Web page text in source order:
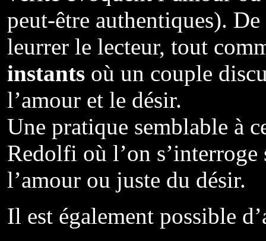
peut-être authentiques).
leurrer le lecteur, tout
instants où un couple
l’amour et le désir.
Une pratique semblable à
Redolfi où l’on s’interroge
l’amour ou juste du désir.
Il est également possible